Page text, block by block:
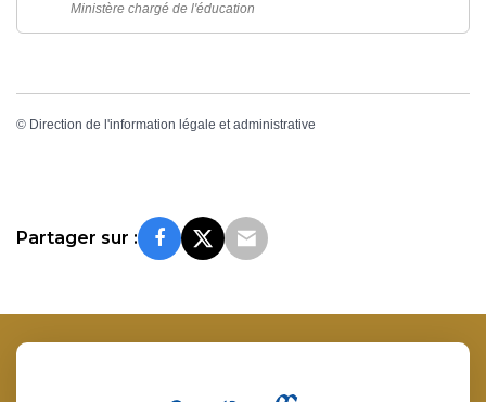
Ministère chargé de l'éducation
© Direction de l'information légale et administrative
Partager sur :